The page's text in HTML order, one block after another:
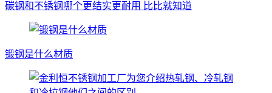
碳钢和不锈钢哪个更结实更耐用 比比就知道
锻钢是什么材质